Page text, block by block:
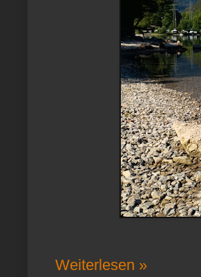
Weiterlesen »